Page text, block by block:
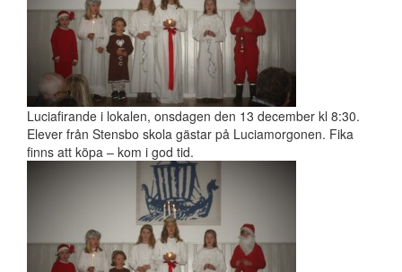
Luciafirande i lokalen, onsdagen den 13 december kl 8:30.
Elever från Stensbo skola gästar på Luciamorgonen. Fika
finns att köpa – kom i god tid.